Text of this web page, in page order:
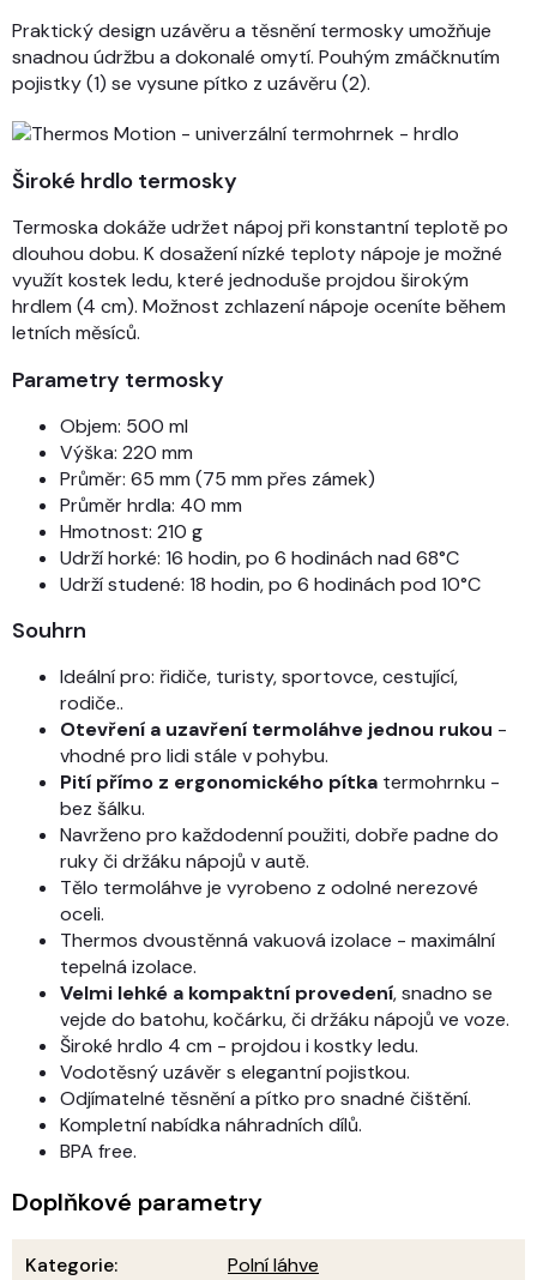
Praktický design uzávěru a těsnění termosky umožňuje
snadnou údržbu a dokonalé omytí. Pouhým zmáčknutím
pojistky (1) se vysune pítko z uzávěru (2).
Široké hrdlo termosky
Termoska dokáže udržet nápoj při konstantní teplotě po
dlouhou dobu. K dosažení nízké teploty nápoje je možné
využít kostek ledu, které jednoduše projdou širokým
hrdlem (4 cm). Možnost zchlazení nápoje oceníte během
letních měsíců.
Parametry termosky
Objem: 500 ml
Výška: 220 mm
Průměr: 65 mm (75 mm přes zámek)
Průměr hrdla: 40 mm
Hmotnost: 210 g
Udrží horké: 16 hodin, po 6 hodinách nad 68°C
Udrží studené: 18 hodin, po 6 hodinách pod 10°C
Souhrn
Ideální pro: řidiče, turisty, sportovce, cestující,
rodiče..
Otevření a uzavření termoláhve jednou rukou -
vhodné pro lidi stále v pohybu.
Pití přímo z ergonomického pítka termohrnku -
bez šálku.
Navrženo pro každodenní použiti, dobře padne do
ruky či držáku nápojů v autě.
Tělo termoláhve je vyrobeno z odolné nerezové
oceli.
Thermos dvoustěnná vakuová izolace - maximální
tepelná izolace.
Velmi lehké a kompaktní provedení, snadno se
vejde do batohu, kočárku, či držáku nápojů ve voze.
Široké hrdlo 4 cm - projdou i kostky ledu.
Vodotěsný uzávěr s elegantní pojistkou.
Odjímatelné těsnění a pítko pro snadné čištění.
Kompletní nabídka náhradních dílů.
BPA free.
Doplňkové parametry
Kategorie:
Polní láhve